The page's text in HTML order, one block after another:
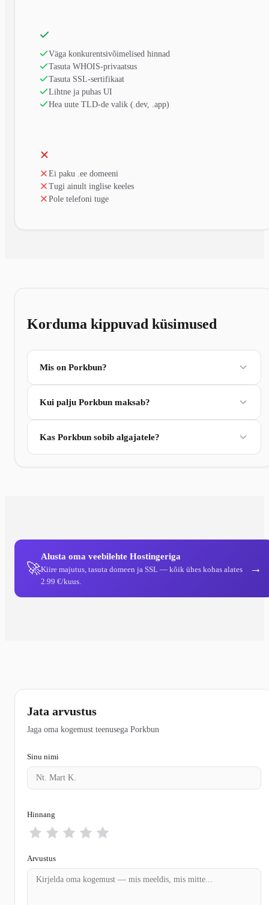
Väga konkurentsivõimelised hinnad
Tasuta WHOIS-privaatsus
Tasuta SSL-sertifikaat
Lihtne ja puhas UI
Hea uute TLD-de valik (.dev, .app)
Ei paku .ee domeeni
Tugi ainult inglise keeles
Pole telefoni tuge
Korduma kippuvad küsimused
Mis on Porkbun?
Kui palju Porkbun maksab?
Kas Porkbun sobib algajatele?
🚀
Alusta oma veebilehte Hostingeriga
Kiire majutus, tasuta domeen ja SSL — kõik ühes kohas alates
2.99 €/kuus.
→
Jata arvustus
Jaga oma kogemust teenusega Porkbun
Sinu nimi
Hinnang
Arvustus